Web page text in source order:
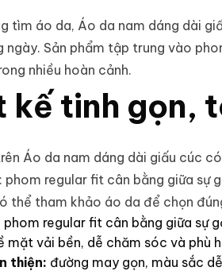
tìm áo da, Áo da nam dáng dài
ngày. Sản phẩm tập trung vào
nhiều hoàn cảnh.
kế tinh gọn,
Áo da nam dáng dài giấu cúc
regular fit cân bằng giữa sự
thể tham khảo áo da để chọn
phom regular fit cân bằng giữa sự
mặt vải bền, dễ chăm sóc và phù
thiện: đường may gọn, màu sắc